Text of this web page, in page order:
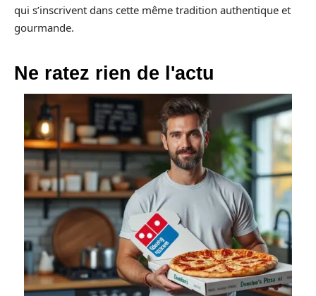
qui s’inscrivent dans cette même tradition authentique et
gourmande.
Ne ratez rien de l'actu